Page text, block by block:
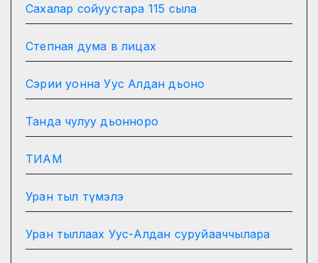
Сахалар сойуустара 115 сыла
Степная дума в лицах
Сэрии уонна Уус Алдан дьоно
Танда чулуу дьонноро
ТИАМ
Уран тыл түмэлэ
Уран тыллаах Уус-Алдан суруйааччылара